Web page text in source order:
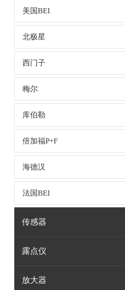
美国BEI
北极星
西门子
梅尔
库伯勒
倍加福P+F
海德汉
法国BEI
传感器
露点仪
放大器